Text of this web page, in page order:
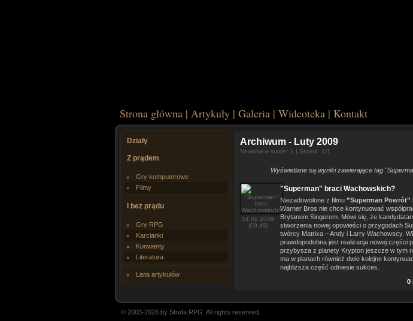
Strona główna | Artykuły | Galeria | Wideoteka | Kontakt
Działy
Z prądem
Gry komputerowe
Filmy
I bez prądu
Gry RPG
Karcianki
Konwenty
Literatura
Lista artykułów
Archiwum - Luty 2009
Newsów w sumie: 1 | Strona: 1/1
Wyświetlane są wyniki zawierające tag
14.02.2009
(09:45)
"Superman" braci Wachowskich?
Niezadowolone z filmu ”Superman Powrót”
Warner Bros nie chce kontynuować
Brytanem Singerem. Mówi się, że
stworzenia nowej opowieści o przygodach
twórcy Matrixa – Andy i Larry Wachowscy.
prawdopodobna jest realizacja nowej części
przybysza z planety Krypton jeszcze w tym
ma w planach również dwie kolejne
najbliższa część odniesie sukces.
0
© 2003-2026 by Strefa RPG. All rights reserved.